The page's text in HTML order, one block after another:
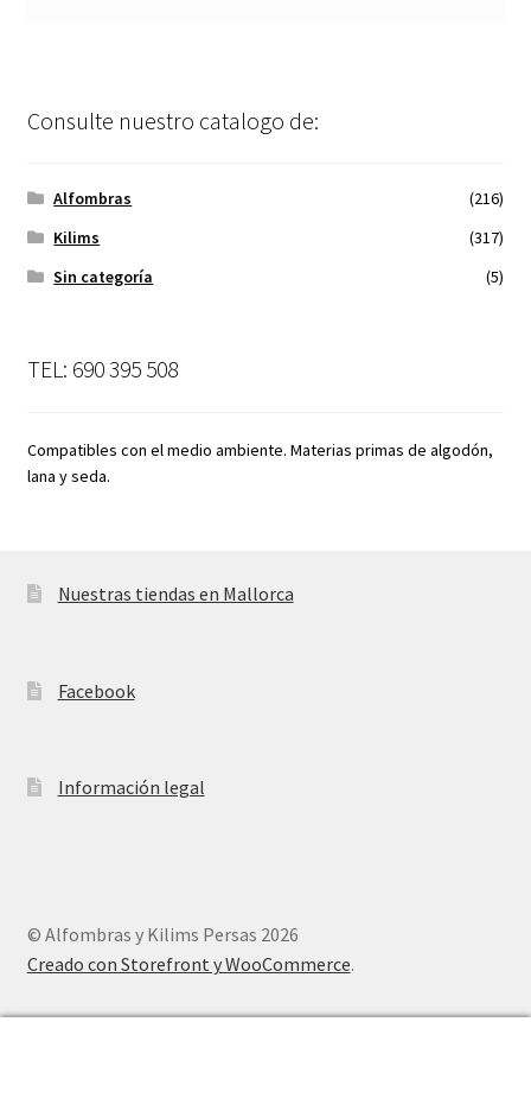
Consulte nuestro catalogo de:
Alfombras
(216)
Kilims
(317)
Sin categoría
(5)
TEL: 690 395 508
Compatibles con el medio ambiente. Materias primas de algodón,
lana y seda.
Nuestras tiendas en Mallorca
Facebook
Información legal
© Alfombras y Kilims Persas 2026
Creado con Storefront y WooCommerce.